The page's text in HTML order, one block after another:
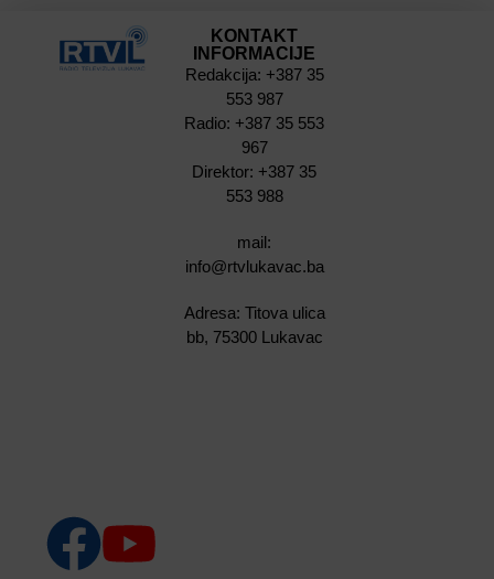
KONTAKT
INFORMACIJE
Redakcija: +387 35
553 987
Radio: +387 35 553
967
Direktor: +387 35
553 988
mail:
info@rtvlukavac.ba
Adresa: Titova ulica
bb, 75300 Lukavac